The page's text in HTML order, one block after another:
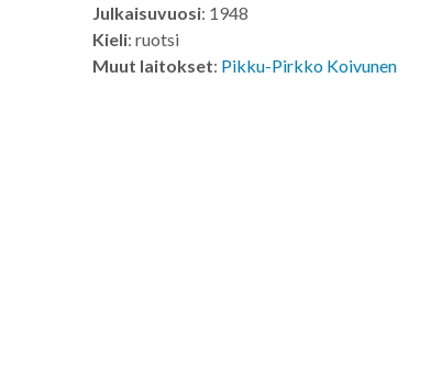
Julkaisuvuosi: 1948
Kieli: ruotsi
Muut laitokset: Pikku-Pirkko Koivunen